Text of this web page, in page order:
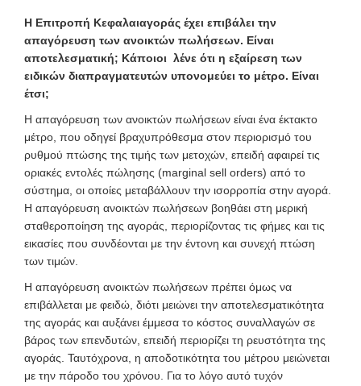
Η Επιτροπή Κεφαλαιαγοράς έχει επιβάλει την
απαγόρευση των ανοικτών πωλήσεων. Είναι
αποτελεσματική; Κάποιοι λένε ότι η εξαίρεση των
ειδικών διαπραγματευτών υπονομεύει το μέτρο. Είναι
έτσι;
H απαγόρευση των ανοικτών πωλήσεων είναι ένα έκτακτο
μέτρο, που οδηγεί βραχυπρόθεσμα στον περιορισμό του
ρυθμού πτώσης της τιμής των μετοχών, επειδή αφαιρεί τις
οριακές εντολές πώλησης (marginal sell orders) από το
σύστημα, οι οποίες μεταβάλλουν την ισορροπία στην αγορά.
Η απαγόρευση ανοικτών πωλήσεων βοηθάει στη μερική
σταθεροποίηση της αγοράς, περιορίζοντας τις φήμες και τις
εικασίες που συνδέονται με την έντονη και συνεχή πτώση
των τιμών.
Η απαγόρευση ανοικτών πωλήσεων πρέπει όμως να
επιβάλλεται με φειδώ, διότι μειώνει την αποτελεσματικότητα
της αγοράς και αυξάνει έμμεσα το κόστος συναλλαγών σε
βάρος των επενδυτών, επειδή περιορίζει τη ρευστότητα της
αγοράς. Ταυτόχρονα, η αποδοτικότητα του μέτρου μειώνεται
με την πάροδο του χρόνου. Για το λόγο αυτό τυχόν